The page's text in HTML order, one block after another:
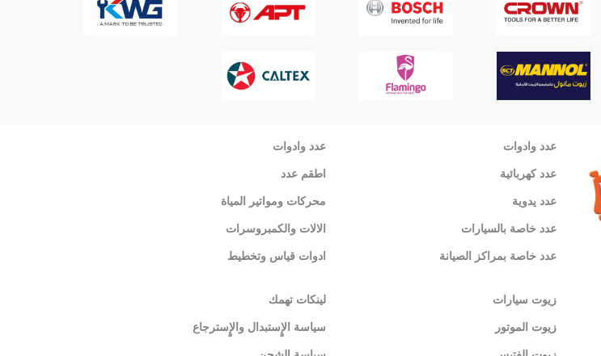
عدد وادوات
عدد كهربائية
عدد يدوية
عدد خاصة بالسيارات
عدد خاصة بمراكز الصيانة
زيوت سيارات
زيوت الموتور
عدد وادوات
اطقم عدد
محركات ومواتير المياة
الالات والكمبروسرات
ادوات قياس وتخطيط
لينكات تهمك
سياسة الإٍستبدال والإٍسترجاع